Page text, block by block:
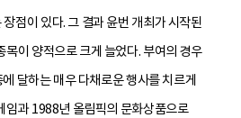
점이 있다. 그 결과 윤번 개최가 시작된
이 양적으로 크게 늘었다. 부여의 경우
달하는 매우 다채로운 행사를 치르게
임과 1988년 올림픽의 문화상품으로